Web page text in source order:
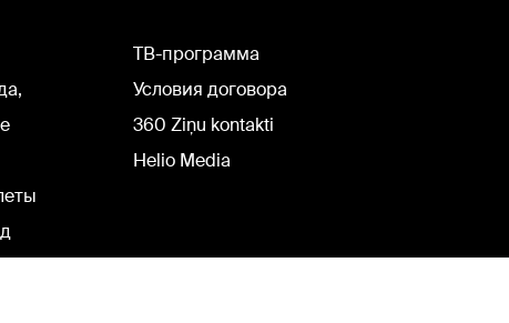
TВ-программа
Условия договора
360 Ziņu kontakti
Helio Media